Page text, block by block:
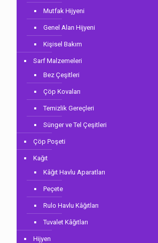
Mutfak Hijyeni
Genel Alan Hijyeni
Kişisel Bakım
Sarf Malzemeleri
Bez Çeşitleri
Çöp Kovaları
Temizlik Gereçleri
Sünger ve Tel Çeşitleri
Çöp Poşeti
Kağıt
Kâğıt Havlu Aparatları
Peçete
Rulo Havlu Kâğıtları
Tuvalet Kâğıtları
Hijyen